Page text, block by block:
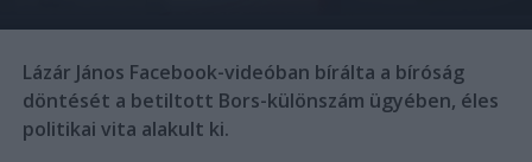
Lázár János Facebook-videóban bírálta a bíróság
döntését a betiltott Bors-különszám ügyében, éles
politikai vita alakult ki.